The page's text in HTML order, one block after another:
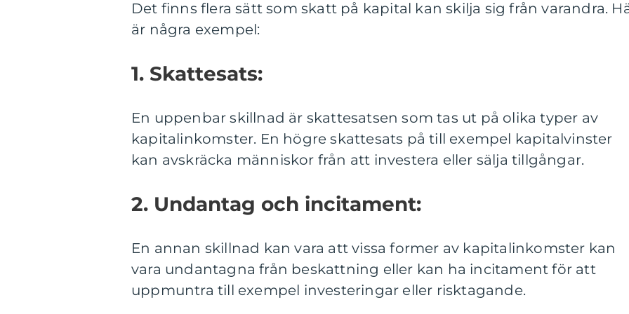
Det finns flera sätt som skatt på kapital kan skilja sig från varandra.
är några exempel:
1. Skattesats:
En uppenbar skillnad är skattesatsen som tas ut på olika typer av
kapitalinkomster. En högre skattesats på till exempel kapitalvinster
kan avskräcka människor från att investera eller sälja tillgångar.
2. Undantag och incitament:
En annan skillnad kan vara att vissa former av kapitalinkomster kan
vara undantagna från beskattning eller kan ha incitament för att
uppmuntra till exempel investeringar eller risktagande.